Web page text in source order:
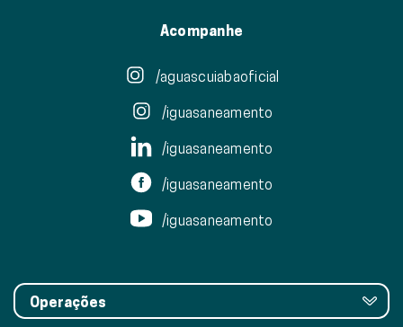
Acompanhe
/aguascuiabaoficial
/iguasaneamento
/iguasaneamento
/iguasaneamento
/iguasaneamento
Operações